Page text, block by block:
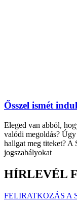
Ősszel ismét
Eleged van abból,
valódi megoldás?
hallgat meg titeket? A
jogszabályokat
HÍRLEVÉL
FELIRATKOZÁS A